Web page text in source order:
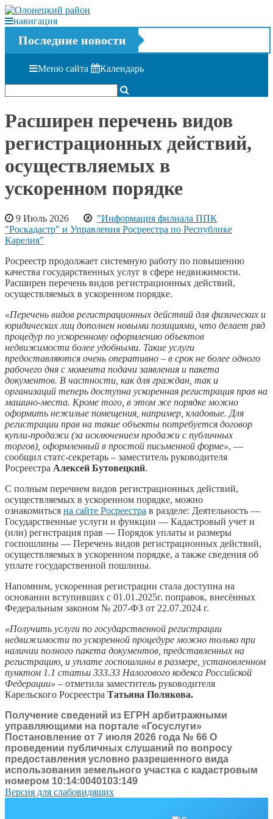
навигация
Последние новости
Меню сайта Календарь
Расширен перечень видов
регистрационных действий,
осуществляемых в
ускоренном порядке
9 Июль 2026
"Информация филиала ППК
"Роскадастр" и Управления Росреестра по Республике
Карелия"
Росреестр продолжает системную работу по повышению
качества государственных услуг в сфере недвижимости.
Расширен перечень видов регистрационных действий,
осуществляемых в ускоренном порядке.
«Перечень видов регистрационных действий для физических и
юридических лиц дополнен новыми позициями, что делает ряд
процедур по ускоренному оформлению объектов
недвижимости более удобными. Такие услуги
предоставляются очень оперативно – в срок не более одного
рабочего дня с момента подачи заявления и пакета
документов. В частности, как для граждан, так и
организаций теперь доступна ускоренная регистрация прав на
машино-места. Кроме того, в этом же порядке можно
оформить нежилые помещения, например, кладовые. Для
регистрации прав на такие объекты потребуется договор
купли-продажи (за исключением продажи с публичных
торгов), оформленный в простой письменной форме», —
сообщил cтатс-секретарь – заместитель руководителя
Росреестра Алексей Бутовецкий.
С полным перечнем видов регистрационных действий,
осуществляемых в ускоренном порядке, можно
ознакомиться на сайте Росреестра в разделе: Деятельность —
Государственные услуги и функции — Кадастровый учет и
(или) регистрация прав — Порядок уплаты и размеры
госпошлины — Перечень видов регистрационных действий,
осуществляемых в ускоренном порядке, а также сведения об
уплате государственной пошлины.
Напомним, ускоренная регистрации стала доступна на
основании вступивших с 01.01.2025г. поправок, внесённых
Федеральным законом № 207-ФЗ от 22.07.2024 г.
«Получить услуги по государственной регистрации
недвижимости по ускоренной процедуре можно только при
наличии полного пакета документов, представленных на
регистрацию, и уплате госпошлины в размере, установленном
пунктом 1.1 статьи 333.33 Налогового кодекса Российской
Федерации» – отметила заместитель руководителя
Карельского Росреестра Татьяна Полякова.
Получение сведений из ЕГРН арбитражными
управляющими на портале «Госуслуги»
Постановление от 7 июля 2026 года № 66 О
проведении публичных слушаний по вопросу
предоставления условно разрешенного вида
использования земельного участка с кадастровым
номером 10:14:0040103:149
Версия для слабовидящих